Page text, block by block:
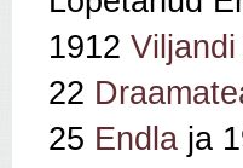
1912 Viljandi
22
25 Endla ja